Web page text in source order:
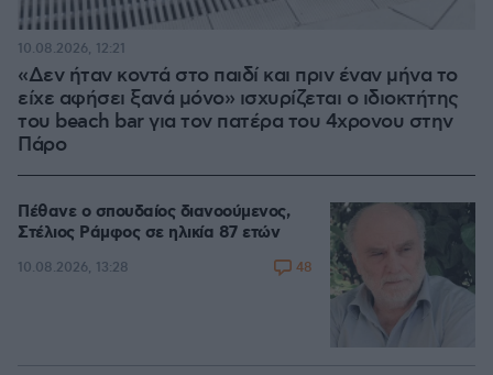
«Δεν ήταν κοντά στο παιδί και πριν έναν μήνα το
είχε αφήσει ξανά μόνο» ισχυρίζεται ο ιδιοκτήτης
του beach bar για τον πατέρα του 4χρονου στην
Πάρο
10.08.2026, 12:21
Πέθανε ο σπουδαίος διανοούμενος,
Στέλιος Ράμφος σε ηλικία 87 ετών
10.08.2026, 13:28 48